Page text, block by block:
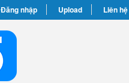
Đăng nhập Upload Liên hệ